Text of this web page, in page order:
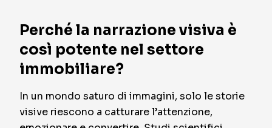
Perché la narrazione visiva è
così potente nel settore
immobiliare?
In un mondo saturo di immagini, solo le storie
visive riescono a catturare l’attenzione,